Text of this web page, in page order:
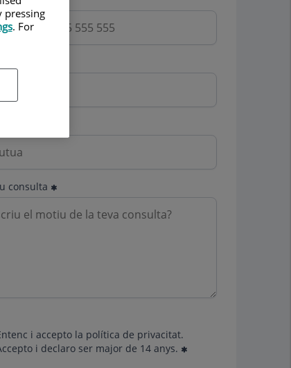
consulta
i accepto la política de privacitat.
i declaro ser major de 14 anys.
pressing
. For